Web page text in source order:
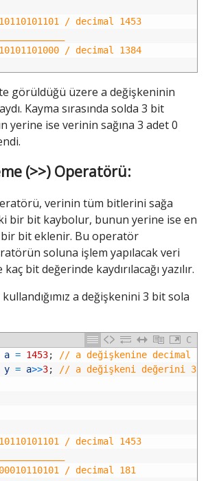
/ decimal 1453
/ decimal 1384
görüldüğü üzere a değişkeninin
Kayma sırasında solda 3 bit
yerine ise verinin sağına 3 adet 0
(>>) Operatörü:
verinin tüm bitlerini sağa
bir bit kaybolur, bunun yerine ise en
bit eklenir. Bu operatör
soluna işlem yapılacak veri
bit değerinde kaydırılacağı yazılır.
a değişkenini 3 bit sola
C
a = 1453;
// a değişkenine decimal
y = a>>3; // a değişkeni değerini 3
/ decimal 1453
/ decimal 181